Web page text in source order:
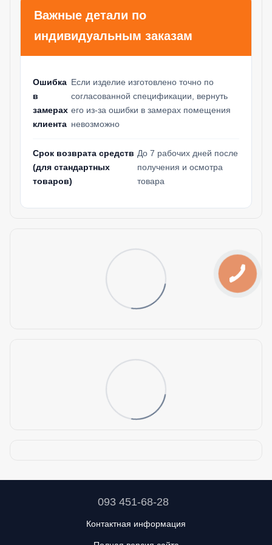
Важные детали по
индивидуальным заказам
Ошибка
в
замерах
клиента
Если изделие изготовлено точно по
согласованной спецификации, вернуть
его из-за ошибки в замерах помещения
невозможно
Срок возврата средств
(для стандартных
товаров)
До 7 рабочих дней после
получения и осмотра
товара
093 451-68-28
Контактная информация